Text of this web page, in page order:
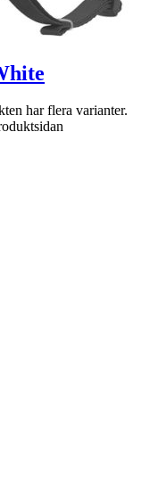
har flera varianter.